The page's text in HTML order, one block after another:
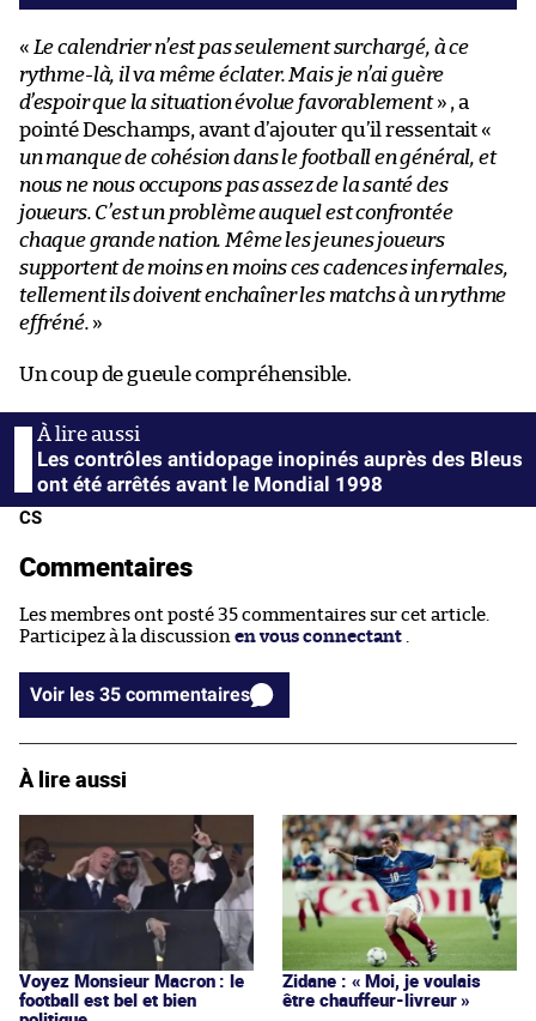
« Le calendrier n’est pas seulement surchargé, à ce
rythme-là, il va même éclater. Mais je n’ai guère
d’espoir que la situation évolue favorablement» , a
pointé Deschamps, avant d’ajouter qu’il ressentait «
un manque de cohésion dans le football en général, et
nous ne nous occupons pas assez de la santé des
joueurs. C’est un problème auquel est confrontée
chaque grande nation. Même les jeunes joueurs
supportent de moins en moins ces cadences infernales,
tellement ils doivent enchaîner les matchs à un rythme
effréné. »
Un coup de gueule compréhensible.
Les contrôles antidopage inopinés auprès des Bleus
ont été arrêtés avant le Mondial 1998
CS
Commentaires
Les membres ont posté 35 commentaires sur cet article.
Participez à la discussion en vous connectant
Voir les 35 commentaires
À lire aussi
Voyez Monsieur Macron : le
football est bel et bien
Zidane : « Moi, je voulais
être chauffeur-livreur »